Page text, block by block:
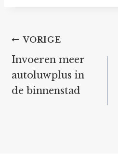
Bericht
navigatie
VORIGE
Invoeren meer
autoluwplus in
de binnenstad